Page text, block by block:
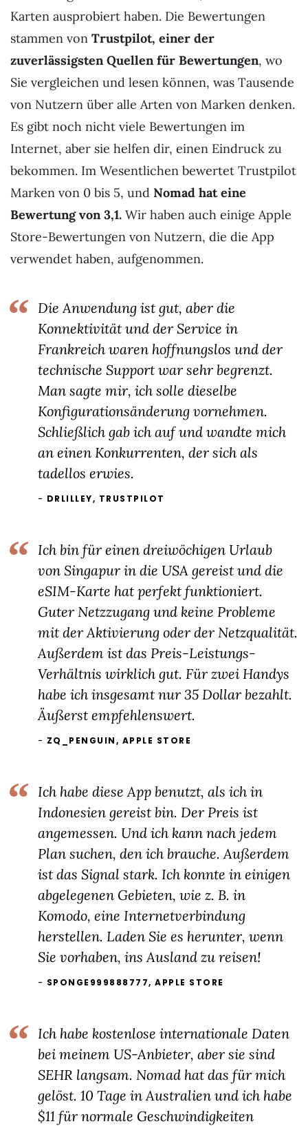
Karten ausprobiert haben. Die Bewertungen
stammen von Trustpilot, einer der
zuverlässigsten Quellen für Bewertungen, wo
Sie vergleichen und lesen können, was Tausende
von Nutzern über alle Arten von Marken denken.
Es gibt noch nicht viele Bewertungen im
Internet, aber sie helfen dir, einen Eindruck zu
bekommen. Im Wesentlichen bewertet Trustpilot
Marken von 0 bis 5, und Nomad hat eine
Bewertung von 3,1. Wir haben auch einige Apple
Store-Bewertungen von Nutzern, die die App
verwendet haben, aufgenommen.
Die Anwendung ist gut, aber die
Konnektivität und der Service in
Frankreich waren hoffnungslos und der
technische Support war sehr begrenzt.
Man sagte mir, ich solle dieselbe
Konfigurationsänderung vornehmen.
Schließlich gab ich auf und wandte mich
an einen Konkurrenten, der sich als
tadellos erwies.
DRLILLEY, TRUSTPILOT
Ich bin für einen dreiwöchigen Urlaub
von Singapur in die USA gereist und die
eSIM-Karte hat perfekt funktioniert.
Guter Netzzugang und keine Probleme
mit der Aktivierung oder der Netzqualität.
Außerdem ist das Preis-Leistungs-
Verhältnis wirklich gut. Für zwei Handys
habe ich insgesamt nur 35 Dollar bezahlt.
Äußerst empfehlenswert.
ZQ_PENGUIN, APPLE STORE
Ich habe diese App benutzt, als ich in
Indonesien gereist bin. Der Preis ist
angemessen. Und ich kann nach jedem
Plan suchen, den ich brauche. Außerdem
ist das Signal stark. Ich konnte in einigen
abgelegenen Gebieten, wie z. B. in
Komodo, eine Internetverbindung
herstellen. Laden Sie es herunter, wenn
Sie vorhaben, ins Ausland zu reisen!
SPONGE999888777, APPLE STORE
Ich habe kostenlose internationale Daten
bei meinem US-Anbieter, aber sie sind
SEHR langsam. Nomad hat das für mich
gelöst. 10 Tage in Australien und ich habe
$11 für normale Geschwindigkeiten